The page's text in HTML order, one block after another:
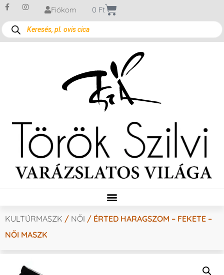
Fiókom 0 Ft
KULTÚRMASZK / NŐI / ÉRTED HARAGSZOM – FEKETE –
NŐI MASZK